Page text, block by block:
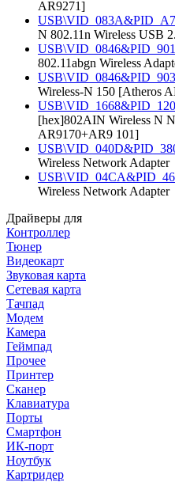
AR9271]
N 802.11n Wireless USB
802.11abgn Wireless
Wireless-N 150 [Atheros
[hex]802AIN Wireless N
AR9170+AR9 101]
Wireless Network Adapter
Wireless Network Adapter
Драйверы для
Контроллер
Тюнер
Видеокарт
Звуковая карта
Сетевая карта
Тачпад
Модем
Камера
Геймпад
Прочее
Принтер
Сканер
Клавиатура
Порты
Смартфон
ИК-порт
Ноутбук
Картридер